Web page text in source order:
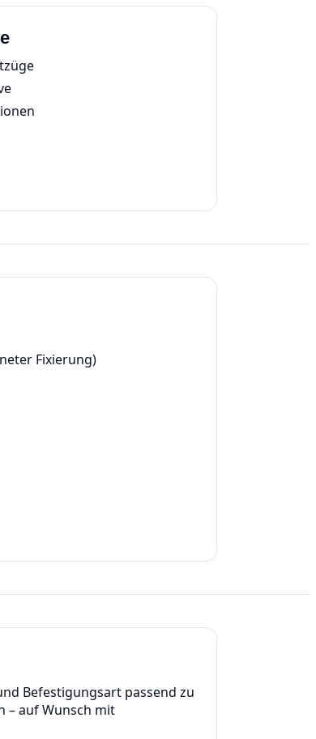
Fixierung)
Befestigungsart passend zu
– auf Wunsch mit